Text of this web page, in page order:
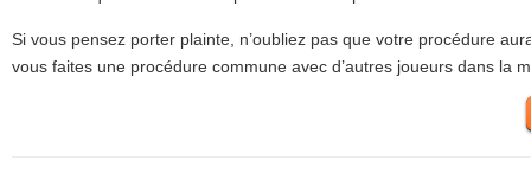
Si vous pensez porter plainte, n’oubliez pas que votre procédure
vous faites une procédure commune avec d’autres joueurs dans la